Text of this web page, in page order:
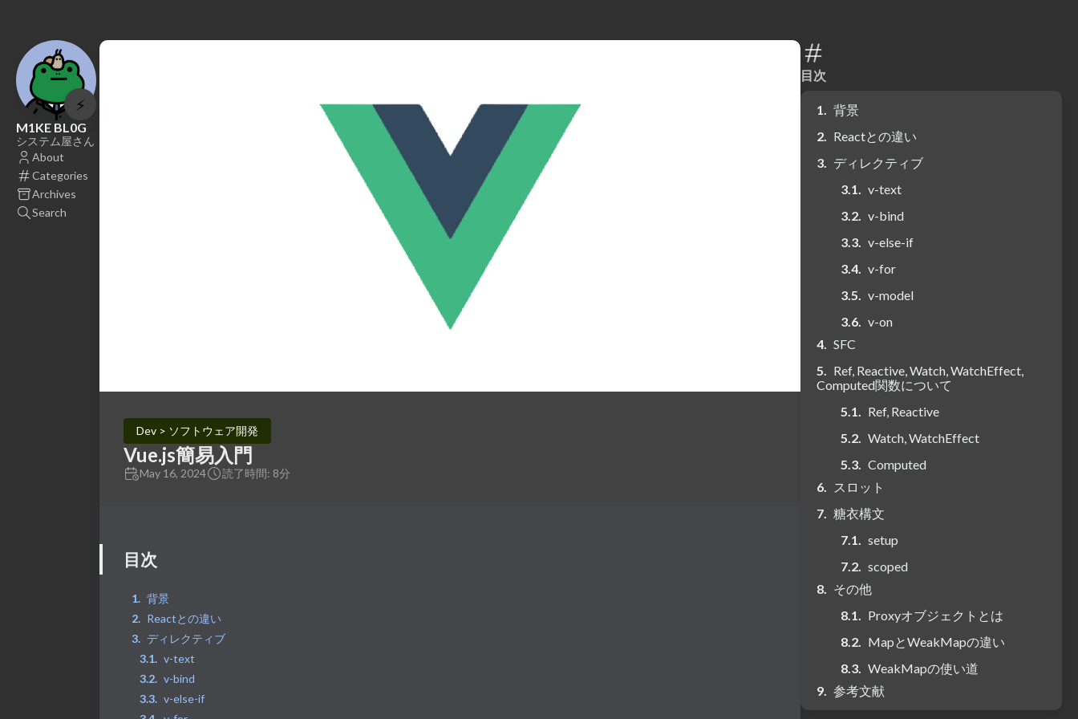
⚡
M1KE BL0G
システム屋さん
About
Categories
Archives
Search
目次
背景
Reactとの違い
ディレクティブ
v-text
v-bind
v-else-if
v-for
v-model
v-on
SFC
Ref, Reactive, Watch, WatchEffect,
Computed関数について
Ref, Reactive
Watch, WatchEffect
Computed
スロット
糖衣構文
setup
scoped
その他
Proxyオブジェクトとは
MapとWeakMapの違い
WeakMapの使い道
参考文献
Dev > ソフトウェア開発
Vue.js簡易入門
May 16, 2024 読了時間: 8分
目次
背景
Reactとの違い
ディレクティブ
v-text
v-bind
v-else-if